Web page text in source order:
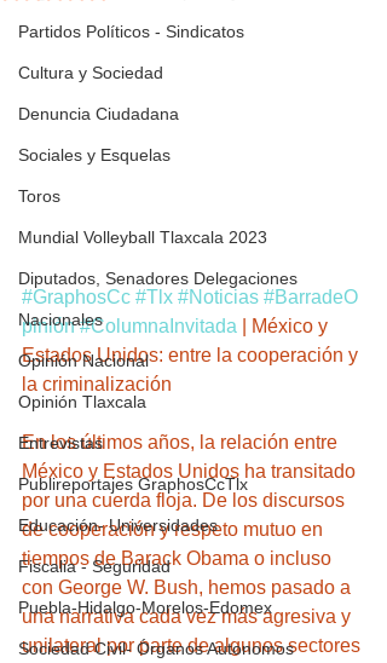
Partidos Políticos - Sindicatos
Cultura y Sociedad
Denuncia Ciudadana
Sociales y Esquelas
Toros
Mundial Volleyball Tlaxcala 2023
Diputados, Senadores Delegaciones
Nacionales
Opinión Nacional
Opinión Tlaxcala
Entrevistas
Publireportajes GraphosCcTlx
Educación- Universidades
Fiscalia - Seguridad
Puebla-Hidalgo-Morelos-Edomex
Sociedad Civil- Órganos Autonomos
#GraphosCc #Tlx #Noticias #BarradeO
pinión #ColumnaInvitada | México y
Estados Unidos: entre la cooperación y
la criminalización
En los últimos años, la relación entre
México y Estados Unidos ha transitado
por una cuerda floja. De los discursos
de cooperación y respeto mutuo en
tiempos de Barack Obama o incluso
con George W. Bush, hemos pasado a
una narrativa cada vez más agresiva y
unilateral por parte de algunos sectores